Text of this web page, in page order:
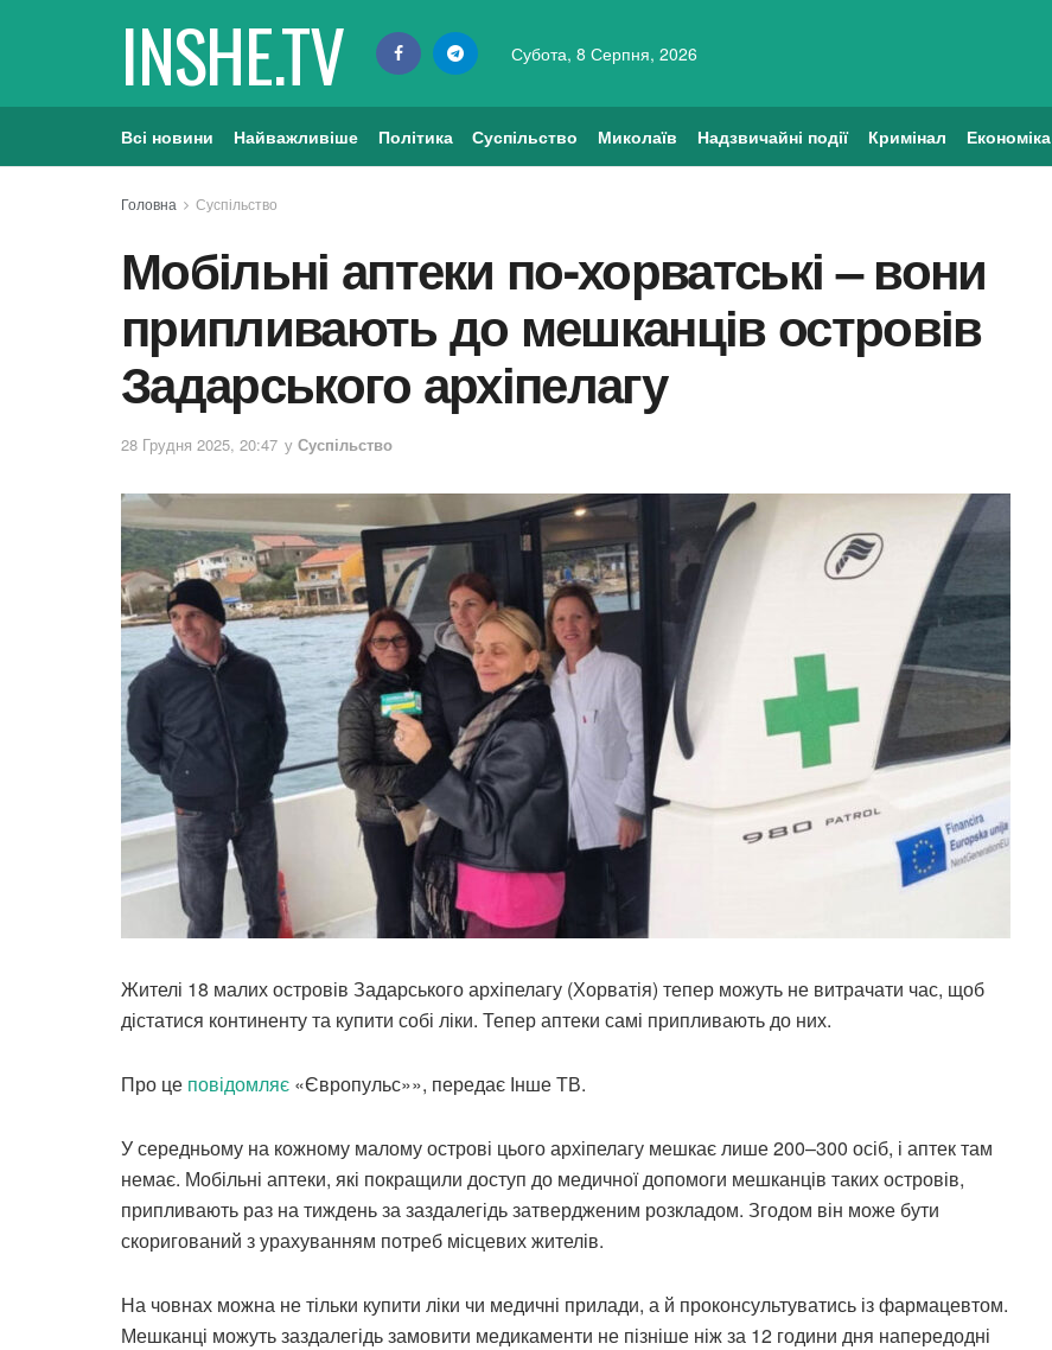
INSHE.TV Субота, 8 Серпня, 2026
Всі новини Найважливіше Політика Суспільство Миколаїв Надзвичайні події Кримінал Економіка
Головна Суспільство
Мобільні аптеки по-хорватські – вони
припливають до мешканців островів
Задарського архіпелагу
28 Грудня 2025, 20:47 у Суспільство
Жителі 18 малих островів Задарського архіпелагу (Хорватія) тепер можуть не витрачати час, щоб
дістатися континенту та купити собі ліки. Тепер аптеки самі припливають до них.
Про це повідомляє «Європульс»», передає Інше ТВ.
У середньому на кожному малому острові цього архіпелагу мешкає лише 200–300 осіб, і аптек там
немає. Мобільні аптеки, які покращили доступ до медичної допомоги мешканців таких островів,
припливають раз на тиждень за заздалегідь затвердженим розкладом. Згодом він може бути
скоригований з урахуванням потреб місцевих жителів.
На човнах можна не тільки купити ліки чи медичні прилади, а й проконсультуватись із фармацевтом.
Мешканці можуть заздалегідь замовити медикаменти не пізніше ніж за 12 години дня напередодні